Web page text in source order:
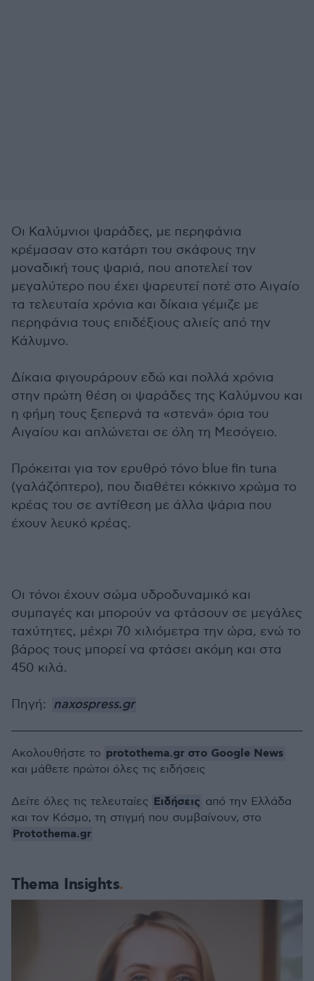
Οι Καλύμνιοι ψαράδες, με περηφάνια
κρέμασαν στο κατάρτι του σκάφους την
μοναδική τους ψαριά, που αποτελεί τον
μεγαλύτερο που έχει ψαρευτεί ποτέ στο Αιγαίο
τα τελευταία χρόνια και δίκαια γέμιζε με
περηφάνια τους επιδέξιους αλιείς από την
Κάλυμνο.
Δίκαια φιγουράρουν εδώ και πολλά χρόνια
στην πρώτη θέση οι ψαράδες της Καλύμνου και
η φήμη τους ξεπερνά τα «στενά» όρια του
Αιγαίου και απλώνεται σε όλη τη Μεσόγειο.
Πρόκειται για τον ερυθρό τόνο blue fin tuna
(γαλάζόπτερο), που διαθέτει κόκκινο χρώμα το
κρέας του σε αντίθεση με άλλα ψάρια που
έχουν λευκό κρέας.
Οι τόνοι έχουν σώμα υδροδυναμικό και
συμπαγές και μπορούν να φτάσουν σε μεγάλες
ταχύτητες, μέχρι 70 χιλιόμετρα την ώρα, ενώ το
βάρος τους μπορεί να φτάσει ακόμη και στα
450 κιλά.
Πηγή: naxospress.gr
Thema Insights
Ακολουθήστε το protothema.gr στο Google News
και μάθετε πρώτοι όλες τις ειδήσεις
Δείτε όλες τις τελευταίες Ειδήσεις από την Ελλάδα
και τον Κόσμο, τη στιγμή που συμβαίνουν, στο
Protothema.gr